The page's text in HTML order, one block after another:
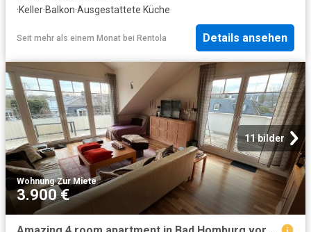
·Keller·Balkon·Ausgestattete Küche
Seit mehr als einem Monat bei Rentola Details ansehen
11 bilder
Wohnung·Zur Miete
3.900 €